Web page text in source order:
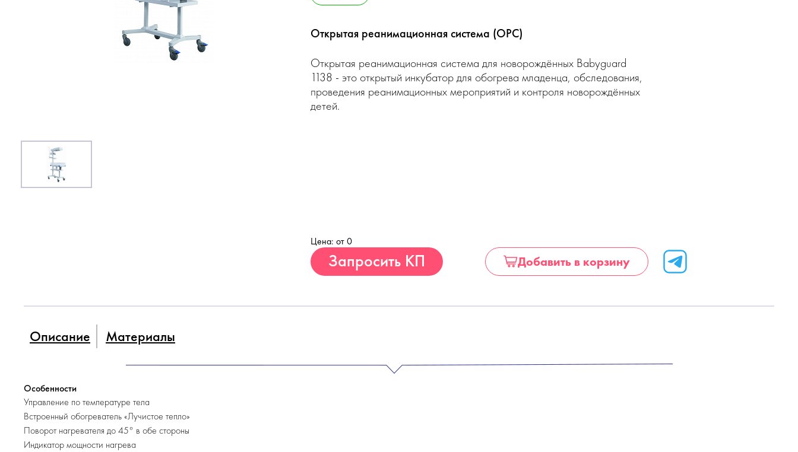
Открытая реанимационная система (ОРС)
Открытая реанимационная система для новорождённых Babyguard
1138 - это открытый инкубатор для обогрева младенца, обследования,
проведения реанимационных мероприятий и контроля новорождённых
детей.
Цена: от 0
Запросить КП Добавить в корзину
Описание Материалы
Особенности
Управление по температуре тела
Встроенный обогреватель «Лучистое тепло»
Поворот нагревателя до 45° в обе стороны
Индикатор мощности нагрева